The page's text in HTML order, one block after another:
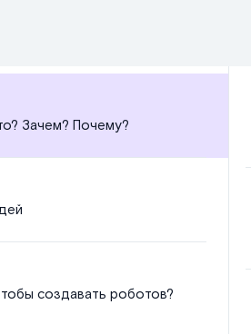
Зачем? Почему?
создавать роботов?